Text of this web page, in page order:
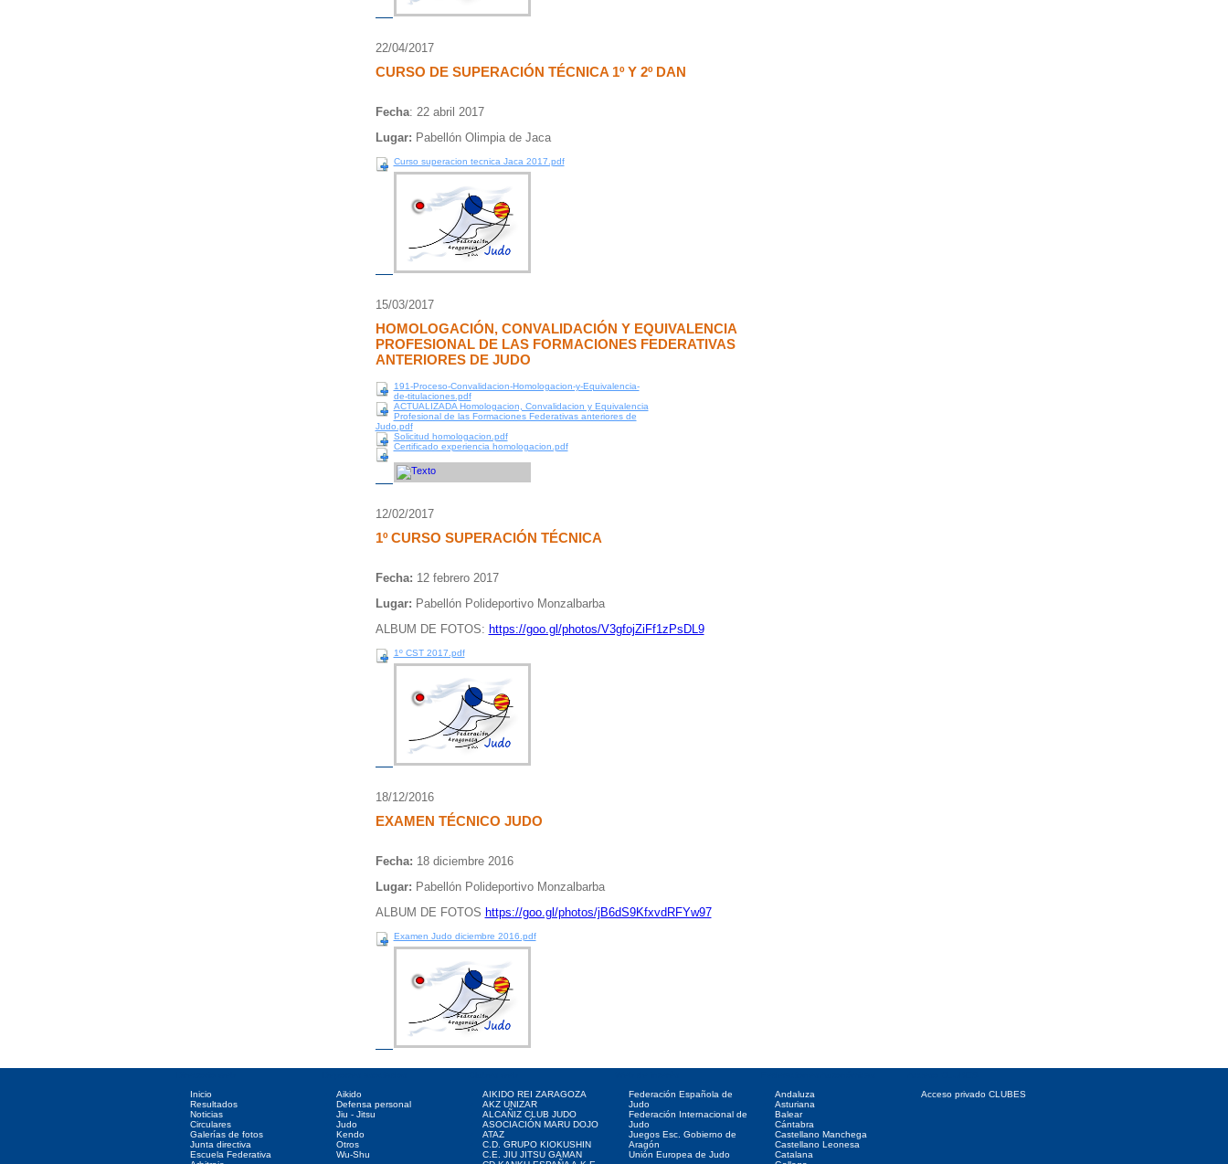
22/04/2017
CURSO DE SUPERACIÓN TÉCNICA 1º Y 2º DAN
Fecha: 22 abril 2017
Lugar: Pabellón Olimpia de Jaca
Curso superacion tecnica Jaca 2017.pdf
15/03/2017
HOMOLOGACIÓN, CONVALIDACIÓN Y EQUIVALENCIA
PROFESIONAL DE LAS FORMACIONES FEDERATIVAS
ANTERIORES DE JUDO
191-Proceso-Convalidacion-Homologacion-y-Equivalencia-
de-titulaciones.pdf
ACTUALIZADA Homologacion, Convalidacion y Equivalencia
Profesional de las Formaciones Federativas anteriores de
Judo.pdf
Solicitud homologacion.pdf
Certificado experiencia homologacion.pdf
12/02/2017
1º CURSO SUPERACIÓN TÉCNICA
Fecha: 12 febrero 2017
Lugar: Pabellón Polideportivo Monzalbarba
ALBUM DE FOTOS: https://goo.gl/photos/V3gfojZiFf1zPsDL9
1º CST 2017.pdf
18/12/2016
EXAMEN TÉCNICO JUDO
Fecha: 18 diciembre 2016
Lugar: Pabellón Polideportivo Monzalbarba
ALBUM DE FOTOS https://goo.gl/photos/jB6dS9KfxvdRFYw97
Examen Judo diciembre 2016.pdf
Inicio
Resultados
Noticias
Circulares
Galerías de fotos
Junta directiva
Escuela Federativa
Aikido
Defensa personal
Jiu - Jitsu
Judo
Kendo
Otros
Wu-Shu
AIKIDO REI ZARAGOZA
AKZ UNIZAR
ALCAÑIZ CLUB JUDO
ASOCIACIÓN MARU DOJO
ATAZ
C.D. GRUPO KIOKUSHIN
C.E. JIU JITSU GAMAN
Federación Española de
Judo
Federación Internacional de
Judo
Juegos Esc. Gobierno de
Aragón
Unión Europea de Judo
Andaluza
Asturiana
Balear
Cántabra
Castellano Manchega
Castellano Leonesa
Catalana
Acceso privado CLUBES